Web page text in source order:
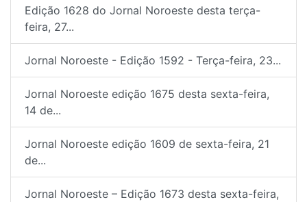
Edição 1628 do Jornal Noroeste desta terça-
feira, 27...
Jornal Noroeste - Edição 1592 - Terça-feira, 23...
Jornal Noroeste edição 1675 desta sexta-feira,
14 de...
Jornal Noroeste edição 1609 de sexta-feira, 21
de...
Jornal Noroeste – Edição 1673 desta sexta-feira,